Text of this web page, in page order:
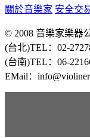
關於音樂家 安全交
© 2008 音樂家樂器
(台北)TEL：02-
(台南)TEL：06-
EMail：